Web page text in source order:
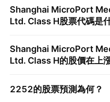
Shanghai MicroPort
Ltd. Class H股票代碼是
Shanghai MicroPort
Ltd. Class H的股價在上
2252的股票預測為何？